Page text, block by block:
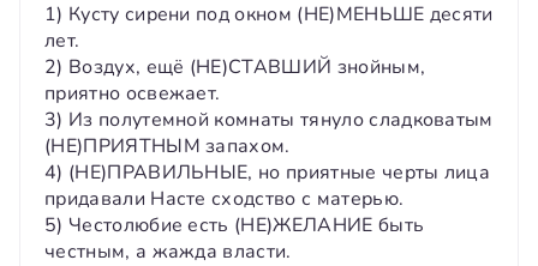
1) Кусту сирени под окном (НЕ)МЕНЬШЕ десяти
лет.
2) Воздух, ещё (НЕ)СТАВШИЙ знойным,
приятно освежает.
3) Из полутемной комнаты тянуло сладковатым
(НЕ)ПРИЯТНЫМ запахом.
4) (НЕ)ПРАВИЛЬНЫЕ, но приятные черты лица
придавали Насте сходство с матерью.
5) Честолюбие есть (НЕ)ЖЕЛАНИЕ быть
честным, а жажда власти.